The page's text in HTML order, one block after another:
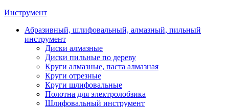
Инструмент
Абразивный, шлифовальный, алмазный, пильный
инструмент
Диски алмазные
Диски пильные по дереву
Круги алмазные, паста алмазная
Круги отрезные
Круги шлифовальные
Полотна для электролобзика
Шлифовальный инструмент